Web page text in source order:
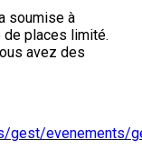
soumise à
places limité.
avez des
gest/evenements/